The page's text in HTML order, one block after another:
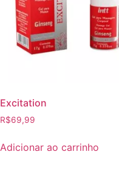
Excitation
R$69,99
Adicionar ao carrinho